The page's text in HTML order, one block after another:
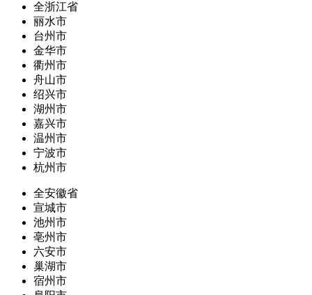
全浙江省
丽水市
台州市
金华市
衢州市
舟山市
绍兴市
湖州市
嘉兴市
温州市
宁波市
杭州市
全安徽省
宣城市
池州市
亳州市
六安市
巢湖市
宿州市